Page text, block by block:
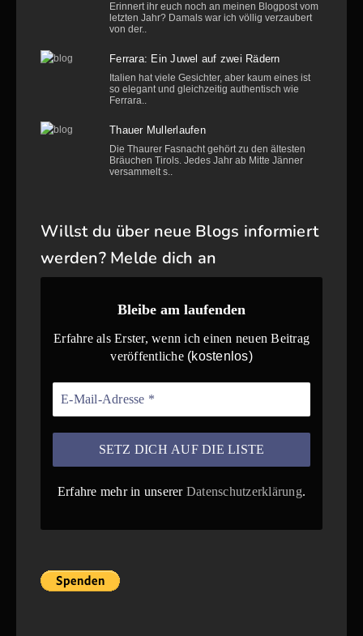
Erinnert ihr euch noch an meinen Blogpost vom
letzten Jahr? Damals war ich völlig verzaubert
von der..
Ferrara: Ein Juwel auf zwei Rädern
Italien hat viele Gesichter, aber kaum eines ist
so elegant und gleichzeitig authentisch wie
Ferrara..
Thauer Mullerlaufen
Die Thaurer Fasnacht gehört zu den ältesten
Bräuchen Tirols. Jedes Jahr ab Mitte Jänner
versammelt s..
Willst du über neue Blogs informiert
werden? Melde dich an
Bleibe am laufenden
Erfahre als Erster, wenn ich einen neuen Beitrag
veröffentliche(kostenlos)
Erfahre mehr in unserer Datenschutzerklärung.